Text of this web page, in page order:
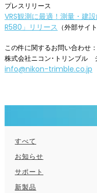
プレスリリース
VRS観測に最適！測量・建
R580」リリース （外部サイト
この件に関するお問い合わせ：
株式会社ニコン･トリンブル
info@nikon-trimble.co.jp
すべて
お知らせ
サポート
新製品